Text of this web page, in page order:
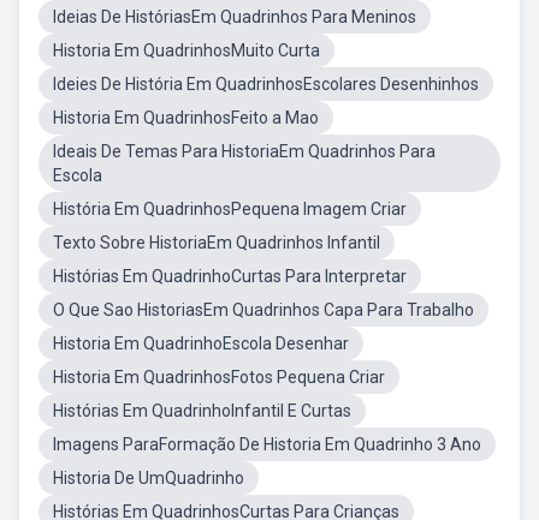
Ideias De HistóriasEm Quadrinhos Para Meninos
Historia Em QuadrinhosMuito Curta
Ideies De História Em QuadrinhosEscolares Desenhinhos
Historia Em QuadrinhosFeito a Mao
Ideais De Temas Para HistoriaEm Quadrinhos Para
Escola
História Em QuadrinhosPequena Imagem Criar
Texto Sobre HistoriaEm Quadrinhos Infantil
Histórias Em QuadrinhoCurtas Para Interpretar
O Que Sao HistoriasEm Quadrinhos Capa Para Trabalho
Historia Em QuadrinhoEscola Desenhar
Historia Em QuadrinhosFotos Pequena Criar
Histórias Em QuadrinhoInfantil E Curtas
Imagens ParaFormação De Historia Em Quadrinho 3 Ano
Historia De UmQuadrinho
Histórias Em QuadrinhosCurtas Para Crianças